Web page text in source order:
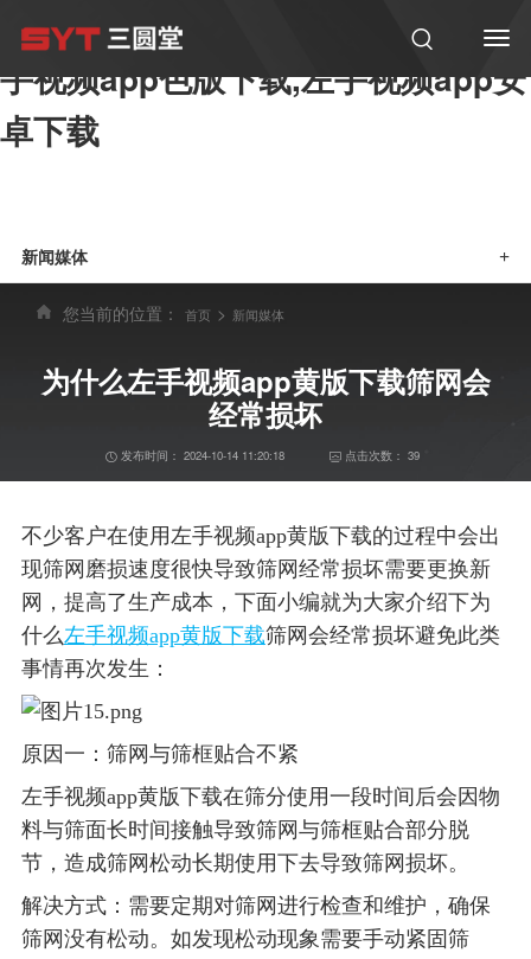
左手视频,左手视频app黄版下载,左
手视频app色版下载,左手视频app安
卓下载
新闻媒体 +
您当前的位置： 首页 > 新闻媒体
为什么左手视频app黄版下载筛网会
经常损坏
发布时间： 2024-10-14 11:20:18 点击次数：39
不少客户在使用左手视频app黄版下载的过程中会出
现筛网磨损速度很快导致筛网经常损坏需要更换新
网，提高了生产成本，下面小编就为大家介绍下为
什么左手视频app黄版下载筛网会经常损坏避免此类
事情再次发生：
原因一：筛网与筛框贴合不紧
左手视频app黄版下载在筛分使用一段时间后会因物
料与筛面长时间接触导致筛网与筛框贴合部分脱
节，造成筛网松动长期使用下去导致筛网损坏。
解决方式：需要定期对筛网进行检查和维护，确保
筛网没有松动。如发现松动现象需要手动紧固筛